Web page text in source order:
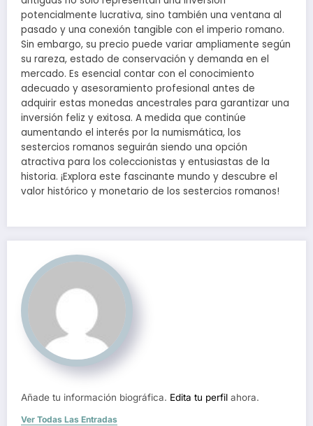
potencialmente lucrativa, sino también una ventana al
pasado y una conexión tangible con el imperio romano.
Sin embargo, su precio puede variar ampliamente según
su rareza, estado de conservación y demanda en el
mercado. Es esencial contar con el conocimiento
adecuado y asesoramiento profesional antes de
adquirir estas monedas ancestrales para garantizar una
inversión feliz y exitosa. A medida que continúe
aumentando el interés por la numismática, los
sestercios romanos seguirán siendo una opción
atractiva para los coleccionistas y entusiastas de la
historia. ¡Explora este fascinante mundo y descubre el
valor histórico y monetario de los sestercios romanos!
Añade tu información biográfica. Edita tu perfil ahora.
Ver Todas Las Entradas